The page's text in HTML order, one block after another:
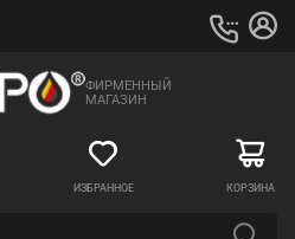
ФИРМЕННЫЙ
МАГАЗИН
ИЗБРАННОЕ КОРЗИНА